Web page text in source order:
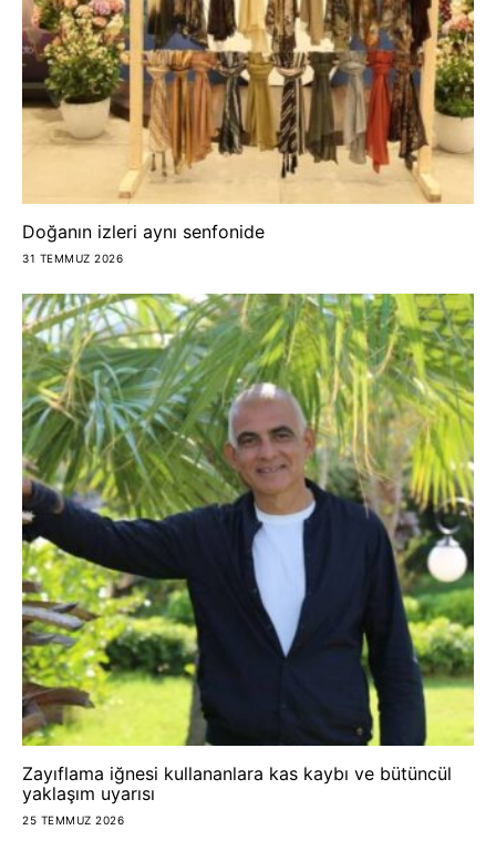
Doğanın izleri aynı senfonide
31 TEMMUZ 2026
Zayıflama iğnesi kullananlara kas kaybı ve bütüncül
yaklaşım uyarısı
25 TEMMUZ 2026